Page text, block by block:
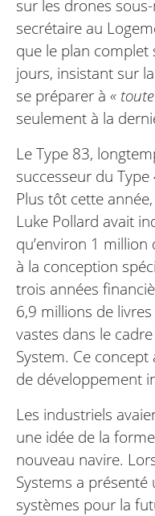
sur les drones
secrétaire au
que le plan complet
jours, insistant sur
se préparer à «
seulement à la
Le Type 83,
successeur du
Plus tôt cette
Luke Pollard avait
qu’environ 1
à la conception
trois années
6,9 millions de
vastes dans le
System. Ce
de développement
Les industriels
une idée de la
nouveau navire.
Systems a
systèmes pour la